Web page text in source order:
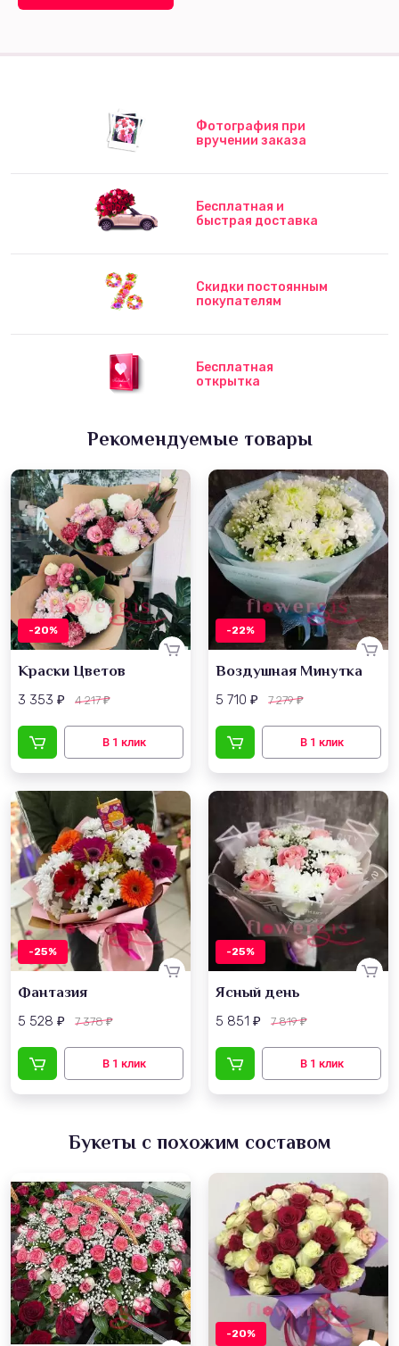
Фотография при
вручении заказа
Бесплатная и
быстрая доставка
Скидки постоянным
покупателям
Бесплатная
открытка
Рекомендуемые товары
-20%
Краски Цветов
3 353 ₽ 4 217₽
-22%
Воздушная Минутка
5 710 ₽ 7 279₽
-25%
Фантазия
5 528 ₽ 7 378₽
-25%
Ясный день
5 851 ₽ 7 819₽
Букеты с похожим составом
-20%